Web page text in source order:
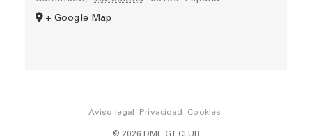
+ Google Map
Aviso legal Privacidad Cookies
© 2026 DME GT CLUB